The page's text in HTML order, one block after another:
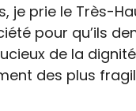
je prie le Très-
pour qu’ils
de la
des plus